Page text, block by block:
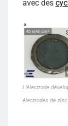
avec des
L’électrode
électrodes de